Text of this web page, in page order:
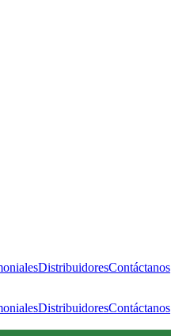
DistribuidoresContáctanos
DistribuidoresContáctanos